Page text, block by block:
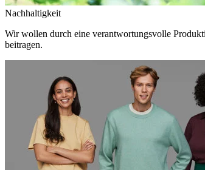
Nachhaltigkeit
Wir wollen durch eine verantwortungsvolle
beitragen.